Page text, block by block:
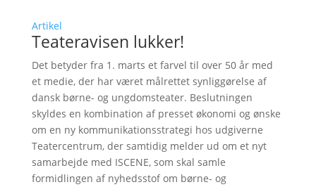
Artikel
Teateravisen lukker!
Det betyder fra 1. marts et farvel til over 50 år med
et medie, der har været målrettet synliggørelse af
dansk børne- og ungdomsteater. Beslutningen
skyldes en kombination af presset økonomi og ønske
om en ny kommunikationsstrategi hos udgiverne
Teatercentrum, der samtidig melder ud om et nyt
samarbejde med ISCENE, som skal samle
formidlingen af nyhedsstof om børne- og